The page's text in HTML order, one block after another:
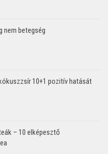
nem betegség
10+1 pozitív hatását
– 10 elképesztő